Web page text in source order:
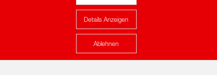
Karte anzeigen
Details Anzeigen
Ablehnen